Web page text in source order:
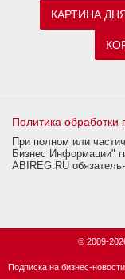
КАРТИНА
Политика
При полном или
Бизнес Информации"
ABIREG.RU
© 2009-
Подписка на бизнес-новости